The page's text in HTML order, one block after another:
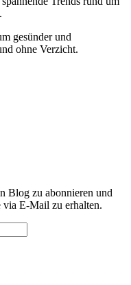
gesünder und
ohne Verzicht.
Blog zu abonnieren und
via E-Mail zu erhalten.